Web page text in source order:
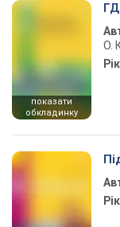
показати
обкладинку
О.